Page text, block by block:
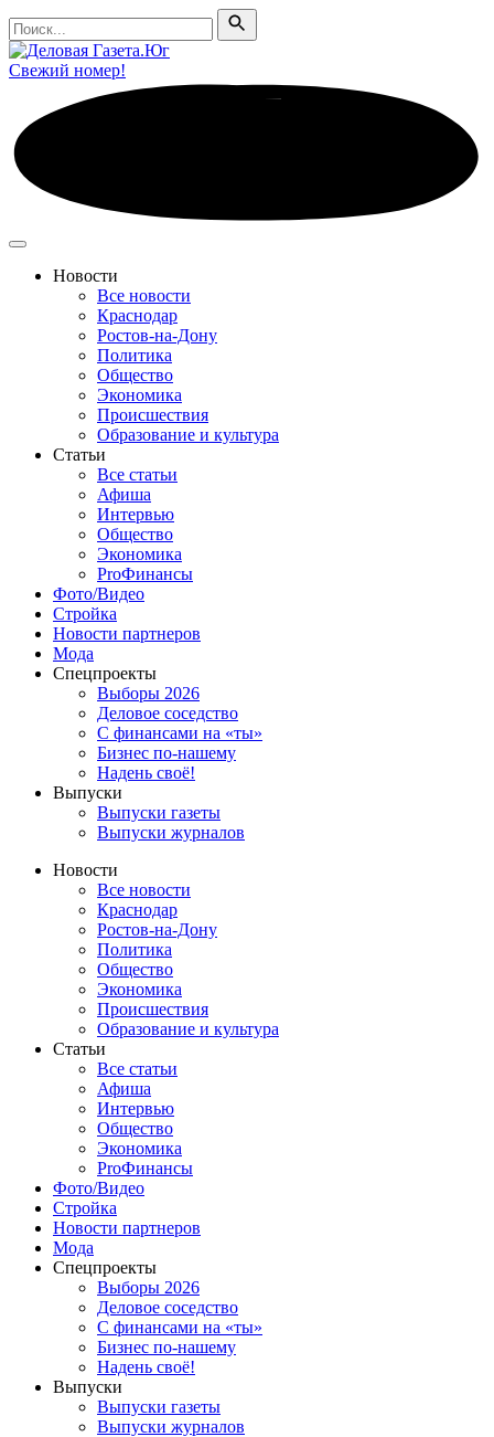
Поиск
Поиск
Свежий номер!
Новости
Все новости
Краснодар
Ростов-на-Дону
Политика
Общество
Экономика
Происшествия
Образование и культура
Статьи
Все статьи
Афиша
Интервью
Общество
Экономика
ProФинансы
Фото/Видео
Стройка
Новости партнеров
Мода
Спецпроекты
Выборы 2026
Деловое соседство
С финансами на «ты»
Бизнес по-нашему
Надень своё!
Выпуски
Выпуски газеты
Выпуски журналов
Новости
Все новости
Краснодар
Ростов-на-Дону
Политика
Общество
Экономика
Происшествия
Образование и культура
Статьи
Все статьи
Афиша
Интервью
Общество
Экономика
ProФинансы
Фото/Видео
Стройка
Новости партнеров
Мода
Спецпроекты
Выборы 2026
Деловое соседство
С финансами на «ты»
Бизнес по-нашему
Надень своё!
Выпуски
Выпуски газеты
Выпуски журналов